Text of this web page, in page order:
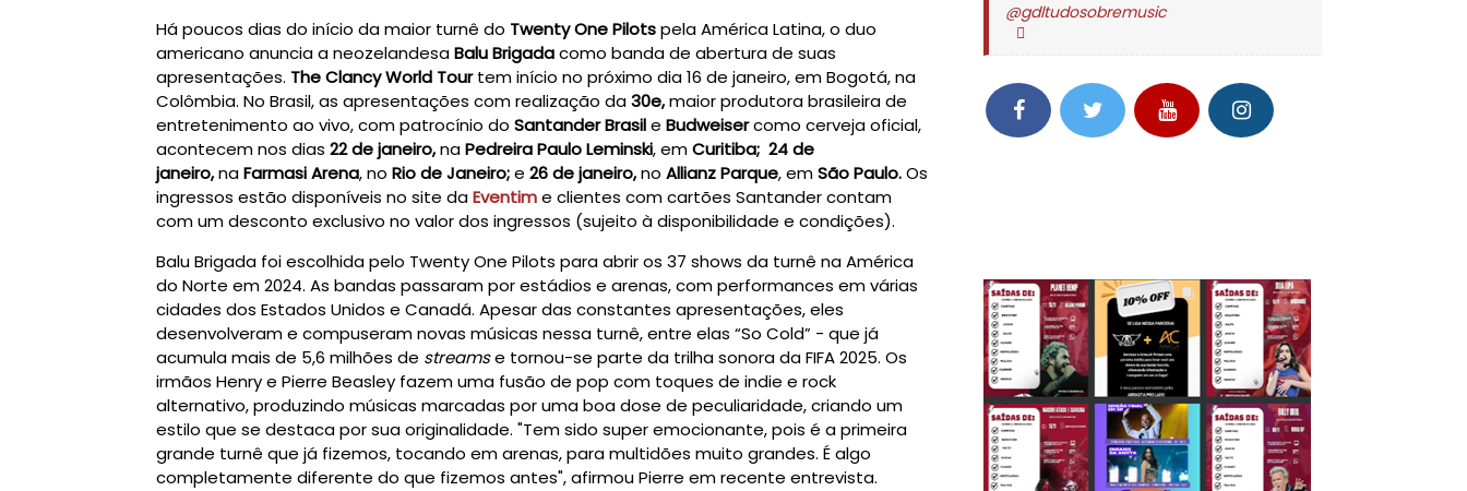
Há poucos dias do início da maior turnê do Twenty One Pilotspela América Latina, o duo
americano anuncia a neozelandesaBalu Brigadacomo banda de abertura de suas
apresentações. The Clancy World Tourtem início no próximo dia 16 de janeiro, em Bogotá, na
Colômbia. No Brasil, as apresentações com realização da30e,maior produtora brasileira de
entretenimento ao vivo,com patrocínio do Santander Brasile Budweisercomo cerveja oficial,
acontecem nos dias 22 de janeiro,naPedreira Paulo Leminski, emCuritiba; 24 de
janeiro,naFarmasi Arena, no Rio de Janeiro;e 26 de janeiro,no Allianz Parque, emSão Paulo.Os
ingressos estão disponíveis no site daEventime clientes com cartões Santander contam
com um desconto exclusivo no valor dos ingressos (sujeito à disponibilidade e condições).
Balu Brigada foi escolhida pelo Twenty One Pilots para abrir os 37 shows da turnê na América
do Norte em 2024. As bandas passaram por estádios e arenas, com performances em várias
cidades dos Estados Unidos e Canadá. Apesar das constantes apresentações, eles
desenvolveram e compuseram novas músicas nessa turnê, entre elas “So Cold” - que já
acumula mais de 5,6 milhões de streamse tornou-se parte da trilha sonora da FIFA 2025. Os
irmãos Henry e Pierre Beasley fazem uma fusão de pop com toques de indie e rock
alternativo, produzindo músicas marcadas por uma boa dose de peculiaridade, criando um
estilo que se destaca por sua originalidade. "Tem sido super emocionante, pois é a primeira
grande turnê que já fizemos, tocando em arenas, para multidões muito grandes. É algo
completamente diferente do que fizemos antes", afirmou Pierre em recente entrevista.
@gdltudosobremusic